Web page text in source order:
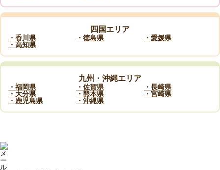
四国エリア
・香川県 ・徳島県
・愛媛県
・高知県
九州・沖縄エリア
・福岡県 ・佐賀県
・長崎県
・大分県
・熊本県
・宮崎県
・鹿児島県
・沖縄県